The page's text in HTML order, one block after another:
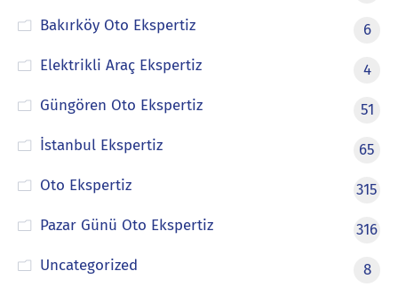
Bakırköy Oto Ekspertiz
6
Elektrikli Araç Ekspertiz
4
Güngören Oto Ekspertiz
51
İstanbul Ekspertiz
65
Oto Ekspertiz
315
Pazar Günü Oto Ekspertiz
316
Uncategorized
8